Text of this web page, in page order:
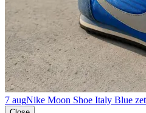
7 augNike Moon Shoe Italy Blue